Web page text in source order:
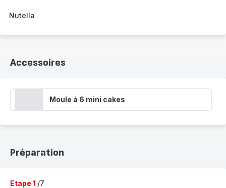
Nutella
Accessoires
Moule à 6 mini cakes
Préparation
Etape 1 /7